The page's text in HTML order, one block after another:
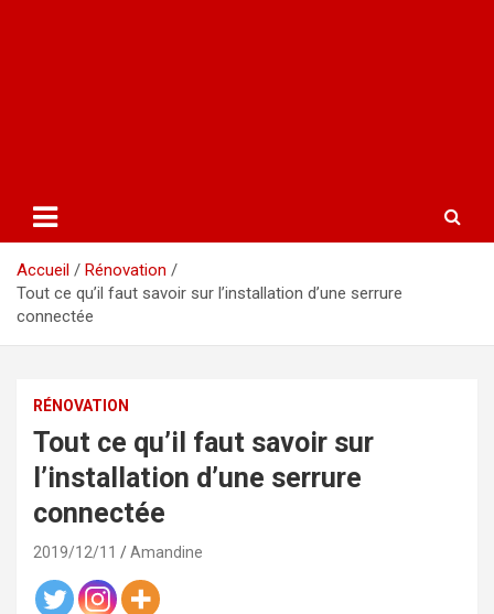
Accueil
Rénovation
Tout ce qu’il faut savoir sur l’installation d’une serrure
connectée
RÉNOVATION
Tout ce qu’il faut savoir sur
l’installation d’une serrure
connectée
2019/12/11 Amandine